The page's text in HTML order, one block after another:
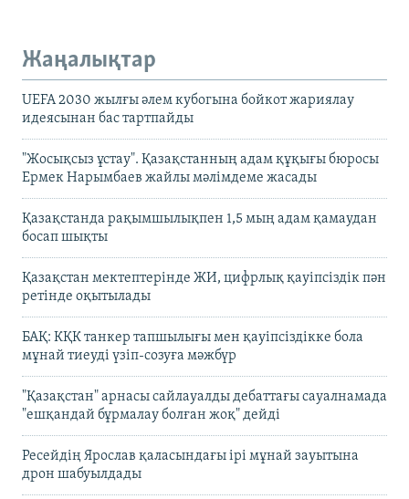
Жаңалықтар
UEFA 2030 жылғы әлем кубогына бойкот жариялау
идеясынан бас тартпайды
"Жосықсыз ұстау". Қазақстанның адам құқығы бюросы
Ермек Нарымбаев жайлы мәлімдеме жасады
Қазақстанда рақымшылықпен 1,5 мың адам қамаудан
босап шықты
Қазақстан мектептерінде ЖИ, цифрлық қауіпсіздік пән
ретінде оқытылады
БАҚ: КҚК танкер тапшылығы мен қауіпсіздікке бола
мұнай тиеуді үзіп-созуға мәжбүр
"Қазақстан" арнасы сайлауалды дебаттағы сауалнамада
"ешқандай бұрмалау болған жоқ" дейді
Ресейдің Ярослав қаласындағы ірі мұнай зауытына
дрон шабуылдады